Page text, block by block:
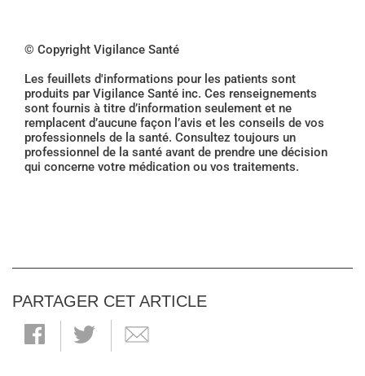
© Copyright Vigilance Santé
Les feuillets d'informations pour les patients sont
produits par Vigilance Santé inc. Ces renseignements
sont fournis à titre d’information seulement et ne
remplacent d’aucune façon l’avis et les conseils de vos
professionnels de la santé. Consultez toujours un
professionnel de la santé avant de prendre une décision
qui concerne votre médication ou vos traitements.
PARTAGER CET ARTICLE